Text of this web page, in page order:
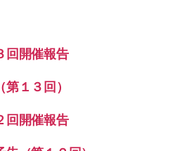
回開催報告
１３回）
回開催報告